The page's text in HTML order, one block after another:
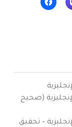
(صحيح
– تحقيق